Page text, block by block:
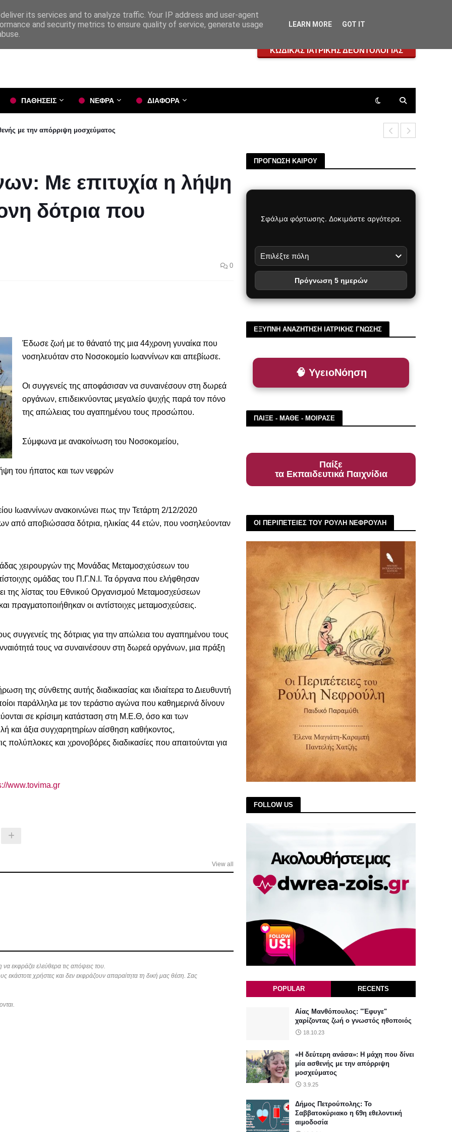
ΚΩΔΙΚΑΣ ΙΑΤΡΙΚΗΣ ΔΕΟΝΤΟΛΟΓΙΑΣ
ΠΑΘΗΣΕΙΣ ΝΕΦΡΑ ΔΙΑΦΟΡΑ
με την απόρριψη μοσχεύματος
Με επιτυχία η λήψη
δότρια που
0
Έδωσε ζωή με το θάνατό της μια 44χρονη γυναίκα που
νοσηλευόταν στο Νοσοκομείο Ιωαννίνων και απεβίωσε.
Οι συγγενείς της αποφάσισαν να συναινέσουν στη δωρεά
οργάνων, επιδεικνύοντας μεγαλείο ψυχής παρά τον πόνο
της απώλειας του αγαπημένου τους προσώπου.
Σύμφωνα με ανακοίνωση του Νοσοκομείου,
του ήπατος και των νεφρών
Ιωαννίνων ανακοινώνει πως την Τετάρτη 2/12/2020
από αποβιώσασα δότρια, ηλικίας 44 ετών, που νοσηλεύονταν
χειρουργών της Μονάδας Μεταμοσχεύσεων του
ομάδας του Π.Γ.Ν.Ι. Τα όργανα που ελήφθησαν
της λίστας του Εθνικού Οργανισμού Μεταμοσχεύσεων
οι αντίστοιχες μεταμοσχεύσεις.
συγγενείς της δότριας για την απώλεια του αγαπημένου τους
τους να συναινέσουν στη δωρεά οργάνων, μια πράξη
της σύνθετης αυτής διαδικασίας και ιδιαίτερα το Διευθυντή
παράλληλα με τον τεράστιο αγώνα που καθημερινά δίνουν
σε κρίσιμη κατάσταση στη Μ.Ε.Θ, όσο και των
άξια συγχαρητηρίων αίσθηση καθήκοντος,
πολύπλοκες και χρονοβόρες διαδικασίες που απαιτούνται για
www.tovima.gr
View all
εκφράζει ελεύθερα τις απόψεις του.
εκάστοτε χρήστες και δεν εκφράζουν απαραίτητα τη δική μας θέση. Σας
ΠΡΟΓΝΩΣΗ ΚΑΙΡΟΥ
Σφάλμα φόρτωσης. Δοκιμάστε αργότερα.
Πρόγνωση 5 ημερών
ΕΞΥΠΝΗ ΑΝΑΖΗΤΗΣΗ ΙΑΤΡΙΚΗΣ ΓΝΩΣΗΣ
🧠 ΥγειοΝόηση
ΠΑΙΞΕ - ΜΑΘΕ - ΜΟΙΡΑΣΕ
Παίξε
τα Εκπαιδευτικά Παιχνίδια
ΟΙ ΠΕΡΙΠΕΤΕΙΕΣ ΤΟΥ ΡΟΥΛΗ ΝΕΦΡΟΥΛΗ
FOLLOW US
POPULAR RECENTS
Αίας Μανθόπουλος: "Έφυγε"
χαρίζοντας ζωή ο γνωστός ηθοποιός
18.10.23
«Η δεύτερη ανάσα»: Η μάχη που δίνει
μία ασθενής με την απόρριψη
μοσχεύματος
3.9.25
Δήμος Πετρούπολης: Το
Σαββατοκύριακο η 69η εθελοντική
αιμοδοσία
its services and to analyze traffic. Your IP address and user-agent
and security metrics to ensure quality of service, generate usage
LEARN MORE GOT IT